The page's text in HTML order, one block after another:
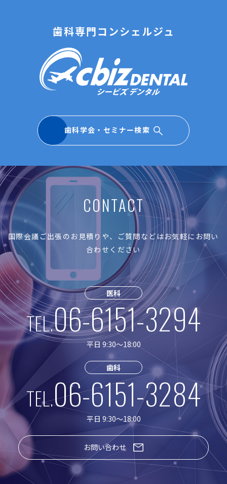
歯科専門コンシェルジュ
歯科学会・セミナー検索
CONTACT
国際会議ご出張のお見積りや、ご質問などはお気軽にお問い
合わせください
医科
TEL.06-6151-3294
平日 9:30〜18:00
歯科
TEL.06-6151-3284
平日 9:30〜18:00
お問い合わせ